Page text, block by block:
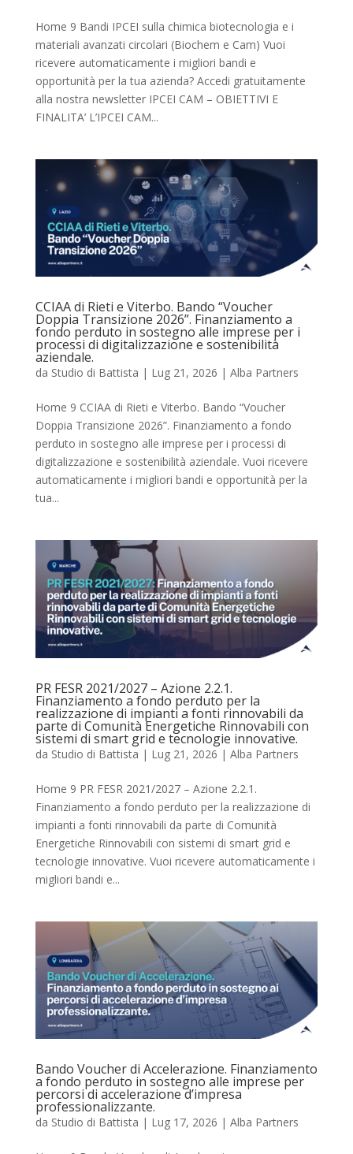
Home 9 Bandi IPCEI sulla chimica biotecnologia e i
materiali avanzati circolari (Biochem e Cam) Vuoi
ricevere automaticamente i migliori bandi e
opportunità per la tua azienda? Accedi gratuitamente
alla nostra newsletter IPCEI CAM – OBIETTIVI E
FINALITA’ L’IPCEI CAM...
CCIAA di Rieti e Viterbo. Bando “Voucher
Doppia Transizione 2026”. Finanziamento a
fondo perduto in sostegno alle imprese per i
processi di digitalizzazione e sostenibilità
aziendale.
da Studio di Battista | Lug 21, 2026 | Alba Partners
Home 9 CCIAA di Rieti e Viterbo. Bando “Voucher
Doppia Transizione 2026”. Finanziamento a fondo
perduto in sostegno alle imprese per i processi di
digitalizzazione e sostenibilità aziendale. Vuoi ricevere
automaticamente i migliori bandi e opportunità per la
tua...
PR FESR 2021/2027 – Azione 2.2.1.
Finanziamento a fondo perduto per la
realizzazione di impianti a fonti rinnovabili da
parte di Comunità Energetiche Rinnovabili con
sistemi di smart grid e tecnologie innovative.
da Studio di Battista | Lug 21, 2026 | Alba Partners
Home 9 PR FESR 2021/2027 – Azione 2.2.1.
Finanziamento a fondo perduto per la realizzazione di
impianti a fonti rinnovabili da parte di Comunità
Energetiche Rinnovabili con sistemi di smart grid e
tecnologie innovative. Vuoi ricevere automaticamente i
migliori bandi e...
Bando Voucher di Accelerazione. Finanziamento
a fondo perduto in sostegno alle imprese per
percorsi di accelerazione d’impresa
professionalizzante.
da Studio di Battista | Lug 17, 2026 | Alba Partners